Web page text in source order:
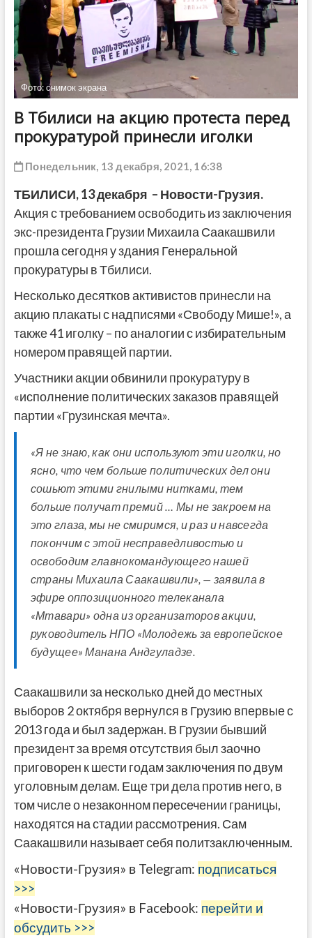
Фото: снимок экрана
В Тбилиси на акцию протеста перед
прокуратурой принесли иголки
Понедельник, 13 декабря, 2021, 16:38
ТБИЛИСИ,13 декабря – Новости-Грузия.
Акция с требованием освободить из заключения
экс-президента Грузии Михаила Саакашвили
прошла сегодня у здания Генеральной
прокуратуры в Тбилиси.
Несколько десятков активистов принесли на
акцию плакаты с надписями «Свободу Мише!», а
также 41 иголку – по аналогии с избирательным
номером правящей партии.
Участники акции обвинили прокуратуру в
«исполнение политических заказов правящей
партии «Грузинская мечта».
«Я не знаю, как они используют эти иголки, но
ясно, что чем больше политических дел они
сошьют этими гнилыми нитками, тем
больше получат премий … Мы не закроем на
это глаза, мы не смиримся, и раз и навсегда
покончим с этой несправедливостью и
освободим главнокомандующего нашей
страны Михаила Саакашвили», — заявила в
эфире оппозиционного телеканала
«Мтавари» одна из организаторов акции,
руководитель НПО «Молодежь за европейское
будущее» Манана Андгуладзе.
Саакашвили за несколько дней до местных
выборов 2 октября вернулся в Грузию впервые с
2013 года и был задержан. В Грузии бывший
президент за время отсутствия был заочно
приговорен к шести годам заключения по двум
уголовным делам. Еще три дела против него, в
том числе о незаконном пересечении границы,
находятся на стадии рассмотрения. Сам
Саакашвили называет себя политзаключенным.
«Новости-Грузия» в Telegram: подписаться
>>>
«Новости-Грузия» в Facebook: перейти и
обсудить >>>